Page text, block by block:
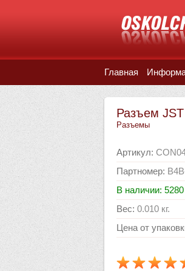
Главная
Разъем
Разъемы
Артикул:
Партномер:
В наличии:
Вес: 0.010 кг.
Цена от